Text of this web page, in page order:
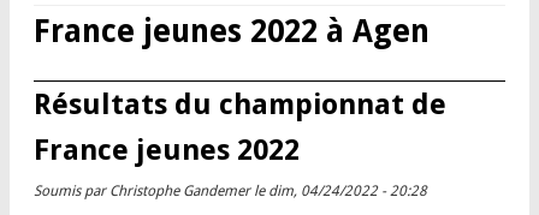
France jeunes 2022 à Agen
Résultats du championnat de
France jeunes 2022
Soumis par Christophe Gandemerle dim, 04/24/2022 - 20:28